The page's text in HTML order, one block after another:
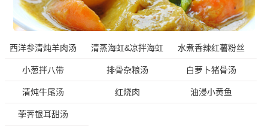
西洋参清炖羊肉汤 清蒸海虹&凉拌海虹 水煮香辣红薯粉丝
小葱拌八带 排骨杂粮汤 白萝卜猪骨汤
清炖牛尾汤 红烧肉 油浸小黄鱼
荸荠银耳甜汤